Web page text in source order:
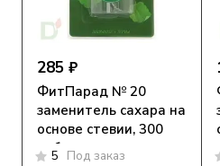
285 ₽
ФитПарад № 20
заменитель сахара на
основе стевии, 300
таблеток
5 Под заказ